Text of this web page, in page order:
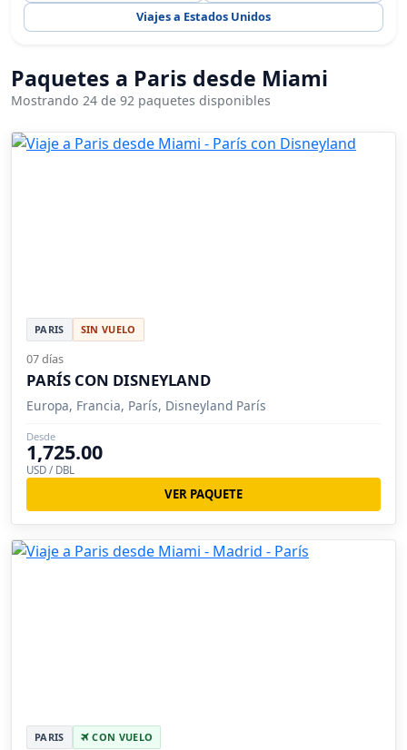
Viajes a Estados Unidos
Paquetes a Paris desde Miami
Mostrando 24 de 92 paquetes disponibles
PARIS SIN VUELO
07 días
PARÍS CON DISNEYLAND
Europa, Francia, París, Disneyland París
Desde
1,725.00
USD / DBL
VER PAQUETE
PARIS CON VUELO